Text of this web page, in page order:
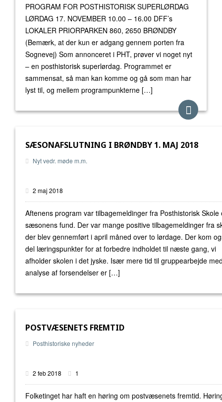
PROGRAM FOR POSTHISTORISK SUPERLØRDAG
LØRDAG 17. NOVEMBER 10.00 – 16.00 DFF’s
LOKALER PRIORPARKEN 860, 2650 BRØNDBY
(Bemærk, at der kun er adgang gennem porten fra
Sognevej) Som annonceret i PHT, prøver vi noget nyt
– en posthistorisk superlørdag. Programmet er
sammensat, så man kan komme og gå som man har
lyst til, og mellem programpunkterne […]
SÆSONAFSLUTNING I BRØNDBY 1. MAJ 2018
Nyt vedr. møde m.m.
2 maj 2018
Aftenens program var tilbagemeldinger fra Posthistorisk Skole
sæsonens fund. Der var mange positive tilbagemeldinger fra
der blev gennemført i april måned over to lørdage. Der kom
del læringspunkter for at forbedre indholdet til næste gang, vi
afholder skolen i det jyske. Især mere tid til gruppearbejde
analyse af forsendelser er […]
POSTVÆSENETS FREMTID
Posthistoriske nyheder
2 feb 2018 1
Folketinget har haft en høring om postvæsenets fremtid.